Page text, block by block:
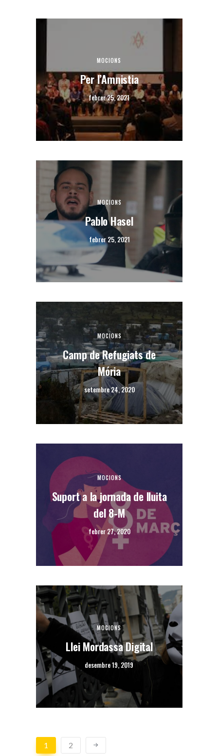
MOCIONS
Per l’Amnistia
febrer 25, 2021
MOCIONS
Pablo Hasel
febrer 25, 2021
MOCIONS
Camp de Refugiats de
Mória
setembre 24, 2020
MOCIONS
Suport a la jornada de lluita
del 8-M
febrer 27, 2020
MOCIONS
Llei Mordassa Digital
desembre 19, 2019
1 2